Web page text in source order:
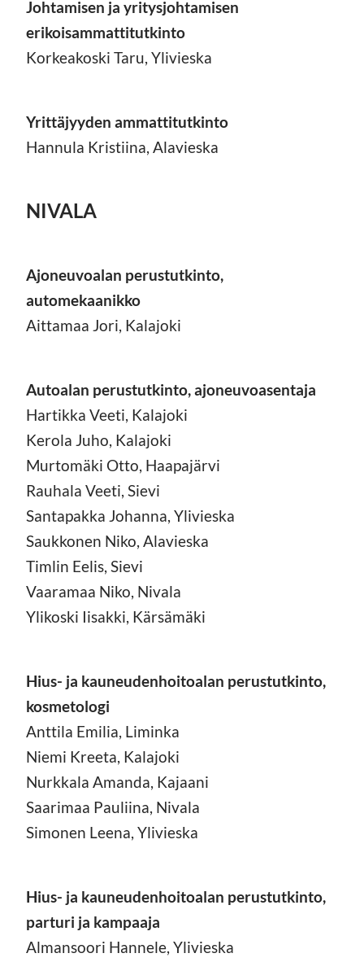
Johtamisen ja yritysjohtamisen
erikoisammattitutkinto
Korkeakoski Taru, Ylivieska
Yrittäjyyden ammattitutkinto
Hannula Kristiina, Alavieska
NIVALA
Ajoneuvoalan perustutkinto,
automekaanikko
Aittamaa Jori, Kalajoki
Autoalan perustutkinto, ajoneuvoasentaja
Hartikka Veeti, Kalajoki
Kerola Juho, Kalajoki
Murtomäki Otto, Haapajärvi
Rauhala Veeti, Sievi
Santapakka Johanna, Ylivieska
Saukkonen Niko, Alavieska
Timlin Eelis, Sievi
Vaaramaa Niko, Nivala
Ylikoski Iisakki, Kärsämäki
Hius- ja kauneudenhoitoalan perustutkinto,
kosmetologi
Anttila Emilia, Liminka
Niemi Kreeta, Kalajoki
Nurkkala Amanda, Kajaani
Saarimaa Pauliina, Nivala
Simonen Leena, Ylivieska
Hius- ja kauneudenhoitoalan perustutkinto,
parturi ja kampaaja
Almansoori Hannele, Ylivieska